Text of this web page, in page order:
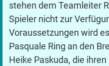
stehen dem Teamleiter
Spieler nicht zur
Voraussetzungen wird
Pasquale Ring an den
Heike Paskuda, die